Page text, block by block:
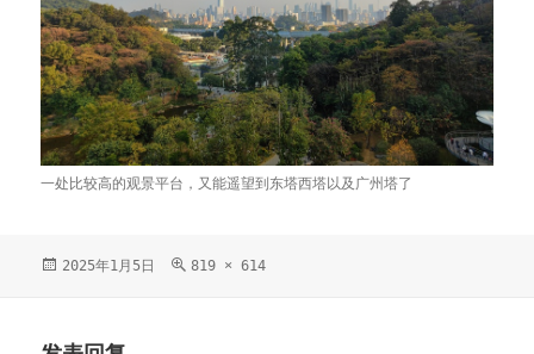
一处比较高的观景平台，又能遥望到东塔西塔以及广州塔了
发
2025年1月5日
原
819 × 614